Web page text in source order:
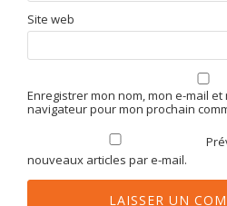
Site web
Enregistrer mon nom, mon e-mail
navigateur pour mon prochain
nouveaux articles par e-mail.